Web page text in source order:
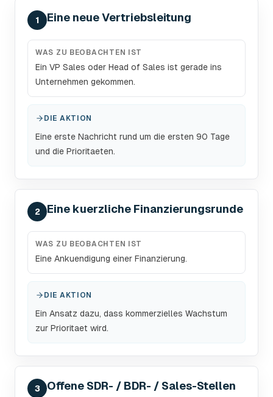
1 Eine neue Vertriebsleitung
WAS ZU BEOBACHTEN IST
Ein VP Sales oder Head of Sales ist gerade ins
Unternehmen gekommen.
DIE AKTION
Eine erste Nachricht rund um die ersten 90 Tage
und die Prioritaeten.
2 Eine kuerzliche Finanzierungsrunde
WAS ZU BEOBACHTEN IST
Eine Ankuendigung einer Finanzierung.
DIE AKTION
Ein Ansatz dazu, dass kommerzielles Wachstum
zur Prioritaet wird.
3 Offene SDR- / BDR- / Sales-Stellen